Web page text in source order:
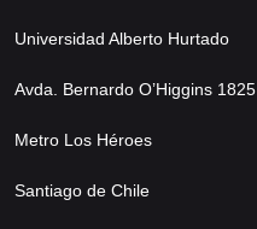
Universidad Alberto Hurtado
Avda. Bernardo O’Higgins 1825
Metro Los Héroes
Santiago de Chile